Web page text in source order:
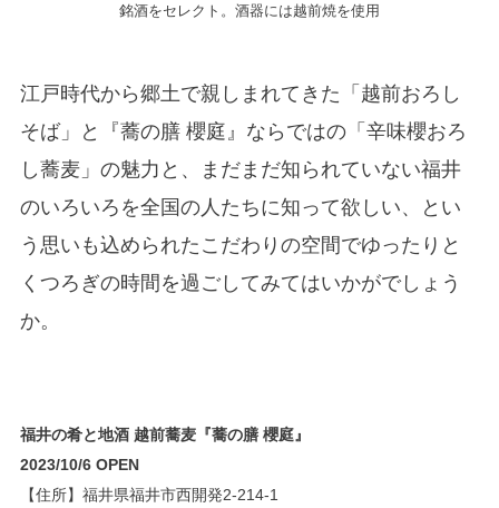
銘酒をセレクト。酒器には越前焼を使用
江戸時代から郷土で親しまれてきた「越前おろし
そば」と『蕎の膳 櫻庭』ならではの「辛味櫻おろ
し蕎麦」の魅力と、まだまだ知られていない福井
のいろいろを全国の人たちに知って欲しい、とい
う思いも込められたこだわりの空間でゆったりと
くつろぎの時間を過ごしてみてはいかがでしょう
か。
福井の肴と地酒 越前蕎麦『蕎の膳 櫻庭』
2023/10/6 OPEN
【住所】福井県福井市西開発2-214-1